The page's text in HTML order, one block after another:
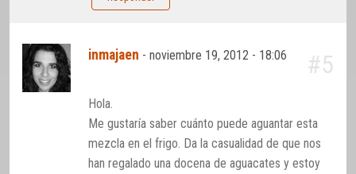
inmajaen -noviembre 19, 2012 - 18:06 #5
Hola.
Me gustaría saber cuánto puede aguantar esta
mezcla en el frigo. Da la casualidad de que nos
han regalado una docena de aguacates y estoy